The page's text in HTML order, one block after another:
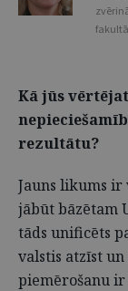
Kā jūs
rezultātu?
Jauns likums
jābūt bāzētam
tāds unificēts
valstis atzīst
piemērošanu ir